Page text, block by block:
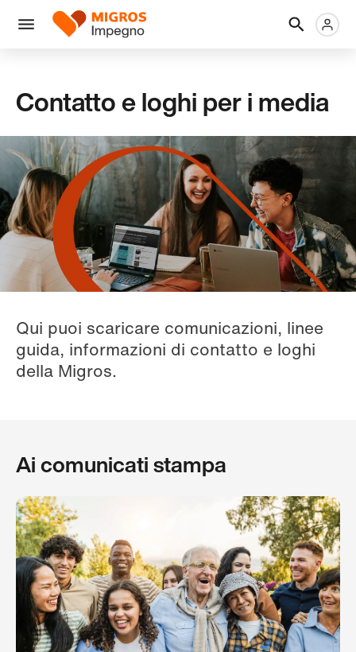
navigazione
Intestazione
Menu
Logo
Contatto e loghi per i media
Qui puoi scaricare comunicazioni, linee
guida, informazioni di contatto e loghi
della Migros.
Ai comunicati stampa